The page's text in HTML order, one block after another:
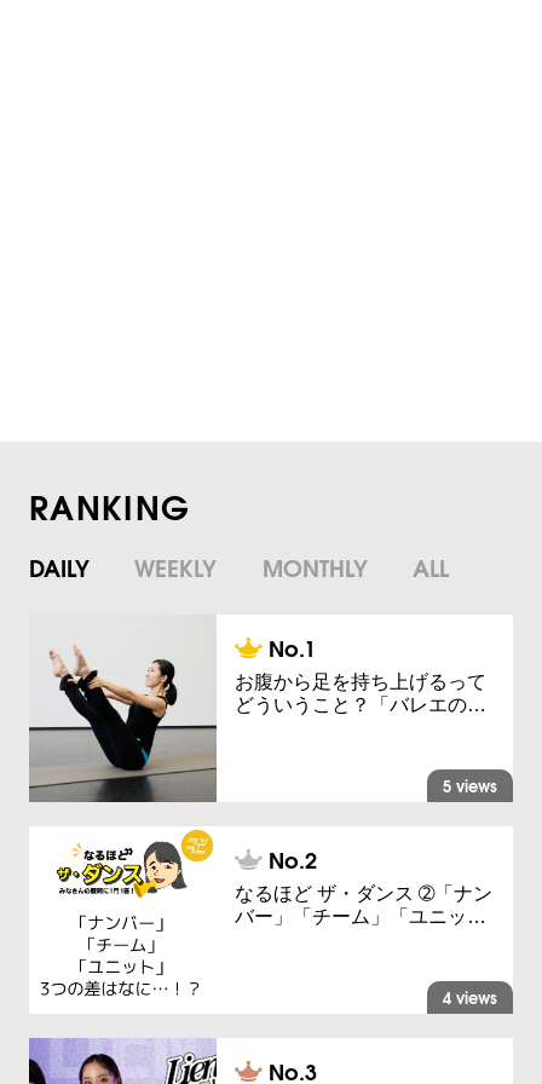
RANKING
DAILY WEEKLY MONTHLY ALL
お腹から足を持ち上げるって
どういうこと？「バレエの…
5 views
なるほど ザ・ダンス ➁「ナン
バー」「チーム」「ユニッ…
4 views